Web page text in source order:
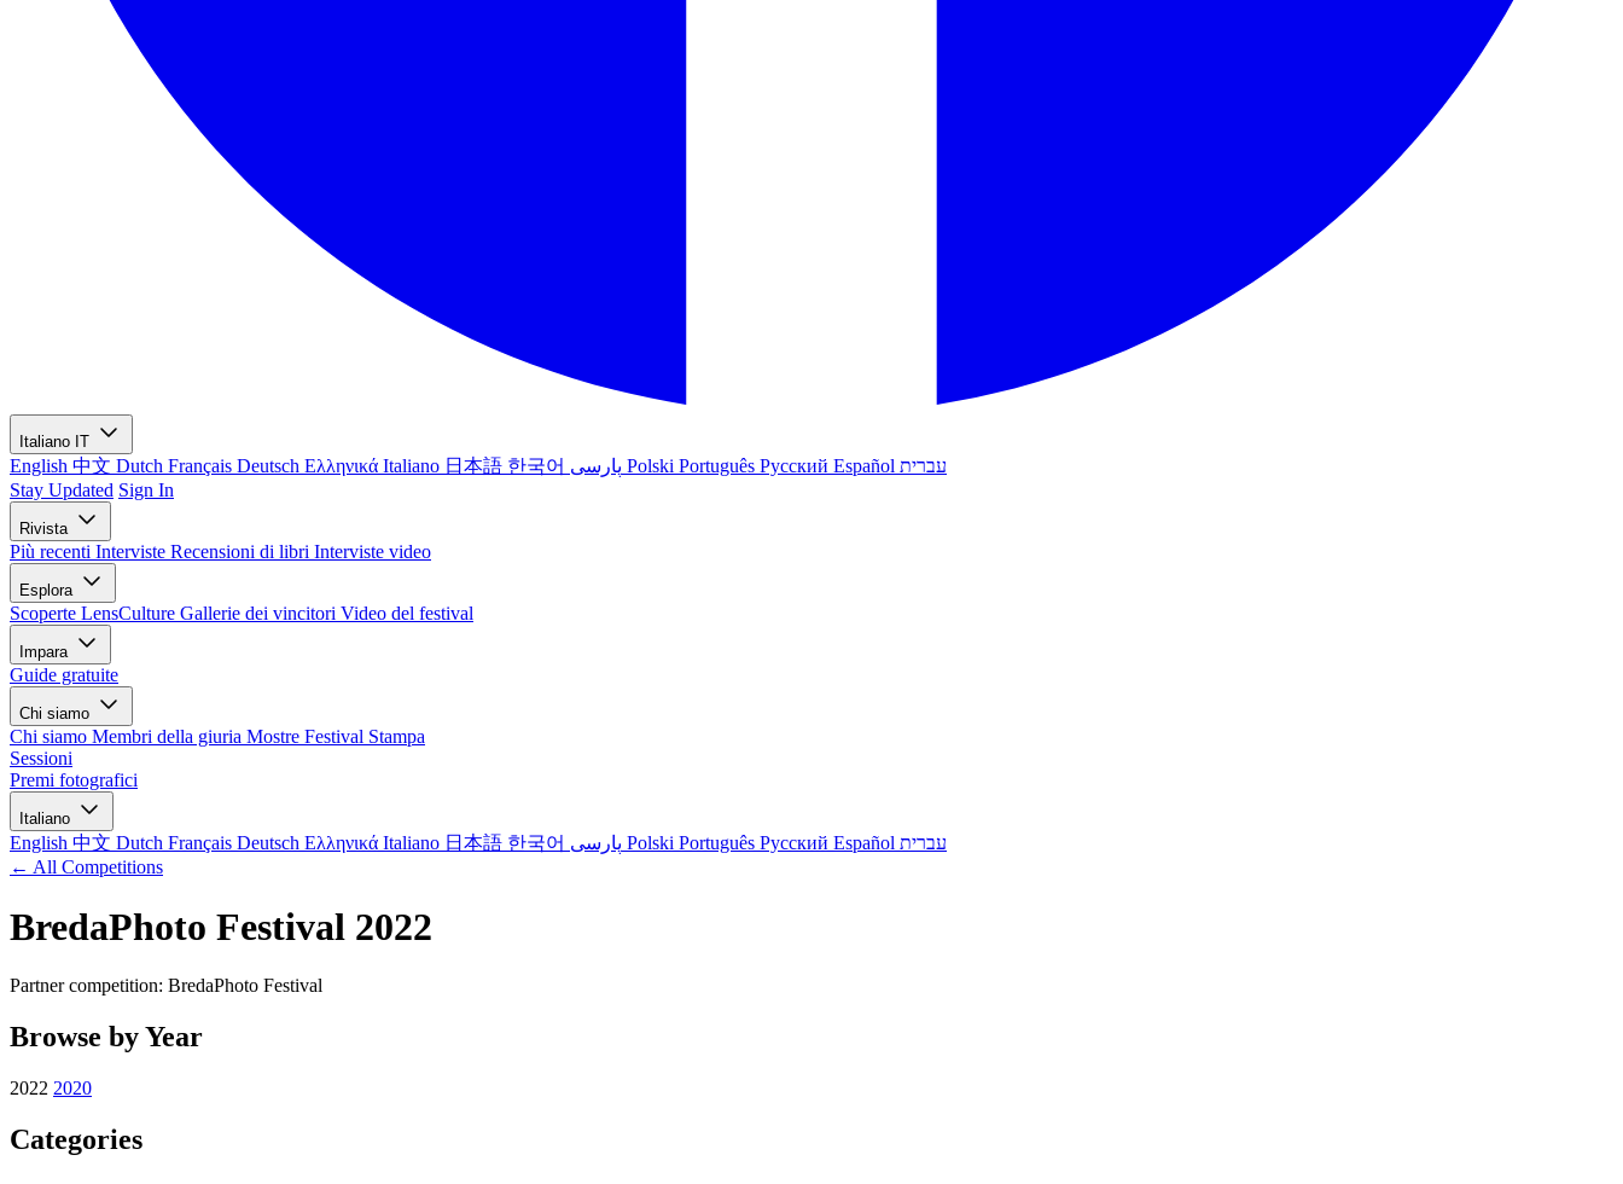
Italiano IT
English 中文 Dutch Français Deutsch Ελληνικά Italiano 日本語 한국어 Polski Português Русский Español עברית
Stay Updated Sign In
Rivista
Più recenti Interviste Recensioni di libri Interviste video
Esplora
Scoperte LensCulture Gallerie dei vincitori Video del festival
Impara
Guide gratuite
Chi siamo
Chi siamo Membri della giuria Mostre Festival Stampa
Sessioni
Premi fotografici
Italiano
English 中文 Dutch Français Deutsch Ελληνικά Italiano 日本語 한국어 Polski Português Русский Español עברית
← All Competitions
BredaPhoto Festival 2022
Partner competition: BredaPhoto Festival
Browse by Year
2022 2020
Categories